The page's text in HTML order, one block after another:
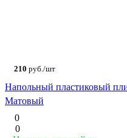
210 руб./шт
Напольный пластиковый
Матовый
0
0